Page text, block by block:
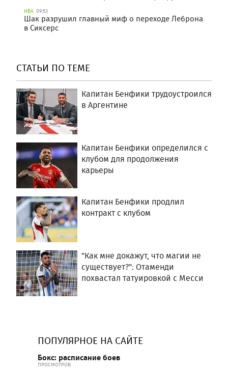
НБА 09:53
Шак разрушил главный миф о переходе Леброна
в Сиксерс
СТАТЬИ ПО ТЕМЕ
Капитан Бенфики трудоустроился
в Аргентине
Капитан Бенфики определился с
клубом для продолжения
карьеры
Капитан Бенфики продлил
контракт с клубом
"Как мне докажут, что магии не
существует?": Отаменди
похвастал татуировкой с Месси
ПОПУЛЯРНОЕ НА САЙТЕ
Бокс: расписание боев
ПРОСМОТРОВ